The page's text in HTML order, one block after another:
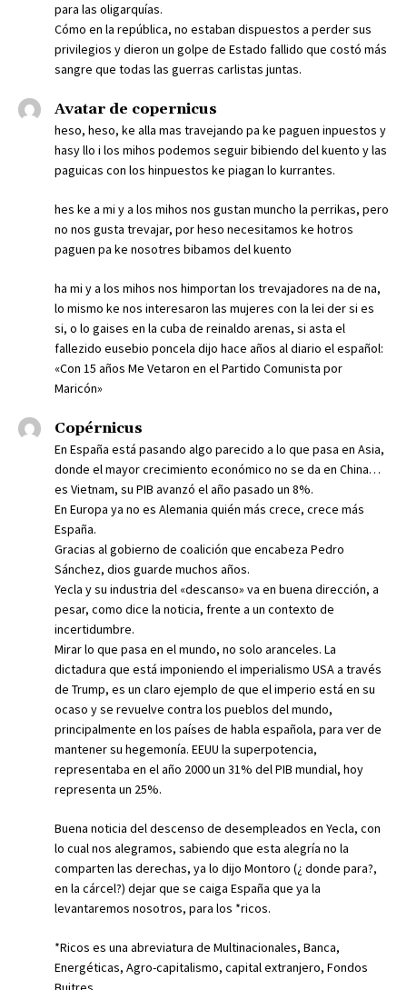
para las oligarquías.
Cómo en la república, no estaban dispuestos a perder sus
privilegios y dieron un golpe de Estado fallido que costó más
sangre que todas las guerras carlistas juntas.
Avatar de copernicus
heso, heso, ke alla mas travejando pa ke paguen inpuestos y
hasy llo i los mihos podemos seguir bibiendo del kuento y las
paguicas con los hinpuestos ke piagan lo kurrantes.
hes ke a mi y a los mihos nos gustan muncho la perrikas, pero
no nos gusta trevajar, por heso necesitamos ke hotros
paguen pa ke nosotres bibamos del kuento
ha mi y a los mihos nos himportan los trevajadores na de na,
lo mismo ke nos interesaron las mujeres con la lei der si es
si, o lo gaises en la cuba de reinaldo arenas, si asta el
fallezido eusebio poncela dijo hace años al diario el español:
«Con 15 años Me Vetaron en el Partido Comunista por
Maricón»
Copérnicus
En España está pasando algo parecido a lo que pasa en Asia,
donde el mayor crecimiento económico no se da en China…
es Vietnam, su PIB avanzó el año pasado un 8%.
En Europa ya no es Alemania quién más crece, crece más
España.
Gracias al gobierno de coalición que encabeza Pedro
Sánchez, dios guarde muchos años.
Yecla y su industria del «descanso» va en buena dirección, a
pesar, como dice la noticia, frente a un contexto de
incertidumbre.
Mirar lo que pasa en el mundo, no solo aranceles. La
dictadura que está imponiendo el imperialismo USA a través
de Trump, es un claro ejemplo de que el imperio está en su
ocaso y se revuelve contra los pueblos del mundo,
principalmente en los países de habla española, para ver de
mantener su hegemonía. EEUU la superpotencia,
representaba en el año 2000 un 31% del PIB mundial, hoy
representa un 25%.
Buena noticia del descenso de desempleados en Yecla, con
lo cual nos alegramos, sabiendo que esta alegría no la
comparten las derechas, ya lo dijo Montoro (¿ donde para?,
en la cárcel?) dejar que se caiga España que ya la
levantaremos nosotros, para los *ricos.
*Ricos es una abreviatura de Multinacionales, Banca,
Energéticas, Agro-capitalismo, capital extranjero, Fondos